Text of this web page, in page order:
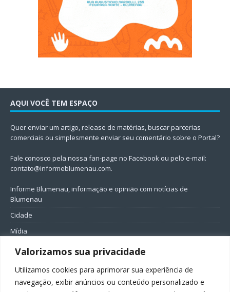
Valorizamos sua privacidade
Utilizamos cookies para aprimorar sua experiência de
navegação, exibir anúncios ou conteúdo personalizado e
AQUI VOCÊ TEM ESPAÇO
Quer enviar um artigo, release de matérias, buscar parcerias
comerciais ou simplesmente enviar seu comentário sobre o Portal?
Fale conosco pela nossa fan-page no Facebook ou pelo e-mail:
contato@informeblumenau.com.
Informe Blumenau, informação e opinião com notícias de
Blumenau
Cidade
Mídia
Entretenimento
Política